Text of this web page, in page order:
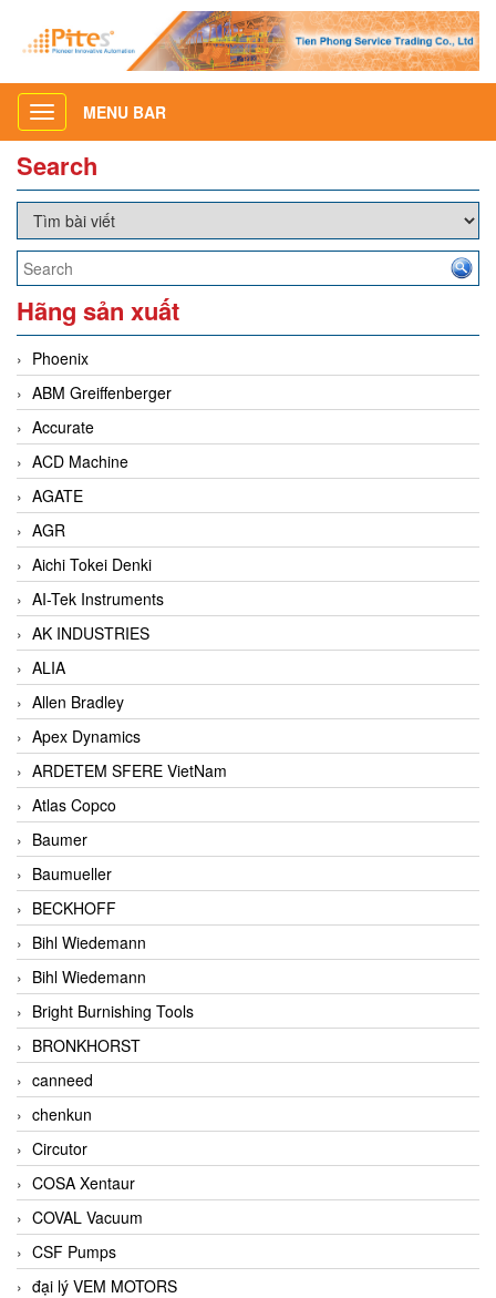
Toggle
navigation
MENU BAR
Search
Hãng sản xuất
Phoenix
ABM Greiffenberger
Accurate
ACD Machine
AGATE
AGR
Aichi Tokei Denki
AI-Tek Instruments
AK INDUSTRIES
ALIA
Allen Bradley
Apex Dynamics
ARDETEM SFERE VietNam
Atlas Copco
Baumer
Baumueller
BECKHOFF
Bihl Wiedemann
Bihl Wiedemann
Bright Burnishing Tools
BRONKHORST
canneed
chenkun
Circutor
COSA Xentaur
COVAL Vacuum
CSF Pumps
đại lý VEM MOTORS